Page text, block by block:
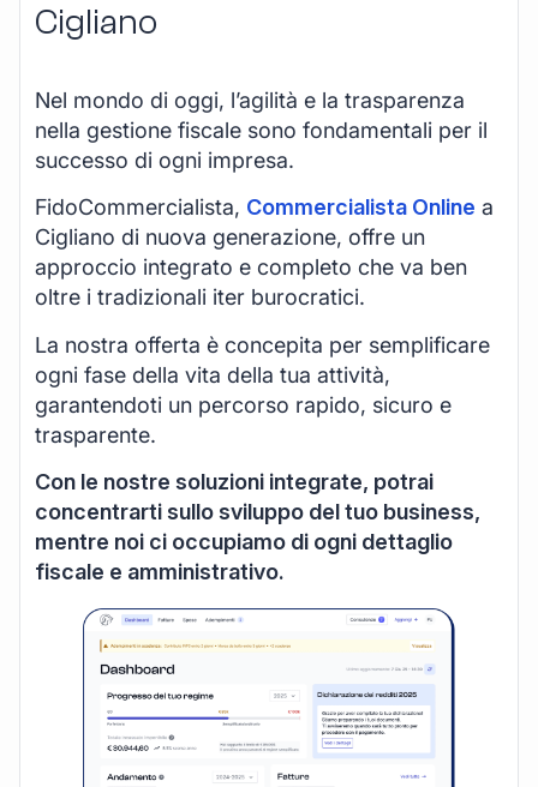
Cigliano
Nel mondo di oggi, l’agilità e la trasparenza
nella gestione fiscale sono fondamentali per il
successo di ogni impresa.
FidoCommercialista, Commercialista Online a
Cigliano di nuova generazione, offre un
approccio integrato e completo che va ben
oltre i tradizionali iter burocratici.
La nostra offerta è concepita per semplificare
ogni fase della vita della tua attività,
garantendoti un percorso rapido, sicuro e
trasparente.
Con le nostre soluzioni integrate, potrai
concentrarti sullo sviluppo del tuo business,
mentre noi ci occupiamo di ogni dettaglio
fiscale e amministrativo.